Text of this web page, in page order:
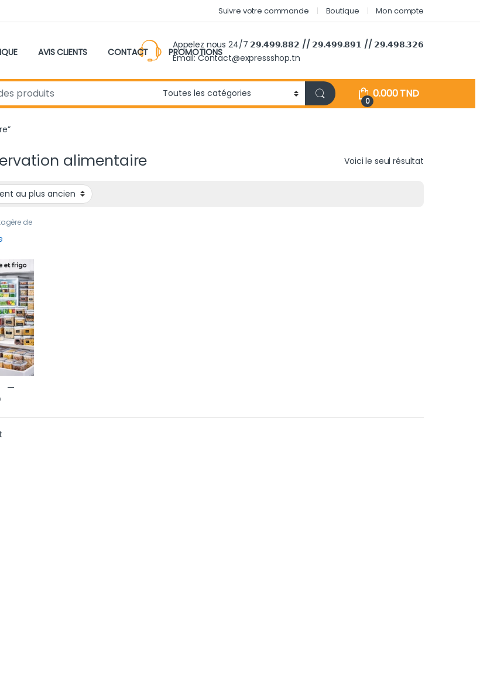
Suivre votre commande Boutique Mon compte
AVIS CLIENTS CONTACT PROMOTIONS
Appelez nous 24/7 𝟮𝟵.𝟰𝟵𝟵.𝟴𝟴𝟮 // 𝟮𝟵.𝟰𝟵𝟵.𝟴𝟵𝟭 // 𝟮𝟵.𝟰𝟵𝟴.𝟯𝟮𝟲
Email: Contact@expressshop.tn
0
0.000TND
alimentaire Voici le seul résultat
de
&
et
–
Plage de prix : 65.000 TND à 119.000 TND